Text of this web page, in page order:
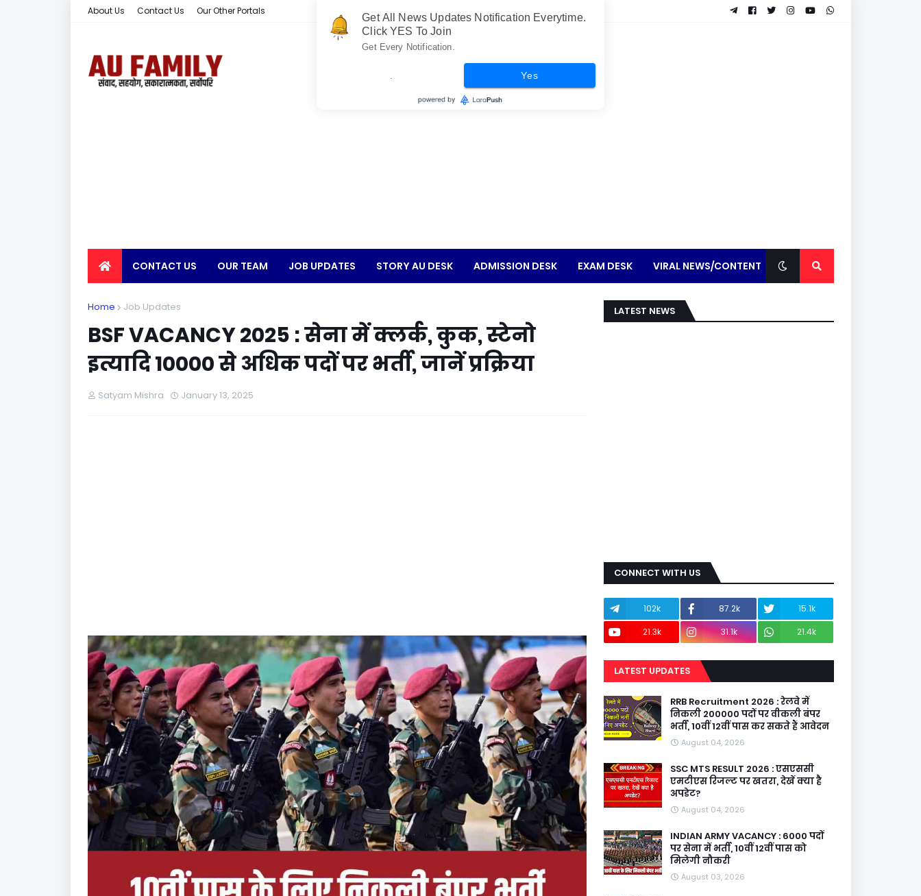
About Us Contact Us Our Other Portals
CONTACT US OUR TEAM JOB UPDATES STORY AU DESK ADMISSION DESK EXAM DESK VIRAL NEWS/CONTENT
EARN MONEY
Home Job Updates
BSF VACANCY 2025 : सेना में क्लर्क, कुक, स्टेनो
इत्यादि 10000 से अधिक पदों पर भर्ती, जानें प्रक्रिया
Satyam Mishra January 13, 2025
LATEST NEWS
CONNECT WITH US
102k 87.2k
15.1k
21.3k
31.1k 21.4k
LATEST UPDATES
RRB Recruitment 2026 : रेलवे में
निकली 200000 पदों पर वीकली बंपर
भर्ती, 10वीं 12वीं पास कर सकते हैं आवेदन
August 04, 2026
SSC MTS RESULT 2026 : एसएससी
एमटीएस रिजल्ट पर खतरा, देखें क्या है
अपडेट?
August 04, 2026
INDIAN ARMY VACANCY : 6000 पदों
पर सेना में भर्ती, 10वीं 12वीं पास को
मिलेगी नौकरी
August 03, 2026
Get All News Updates Notification Everytime.
Click YES To Join
Get Every Notification.
Yes